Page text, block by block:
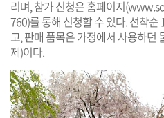
리며, 참가 신청은 홈페이지(
760)를 통해 신청할 수 있다. 선착
고, 판매 품목은 가정에서 사용하던
제)이다.